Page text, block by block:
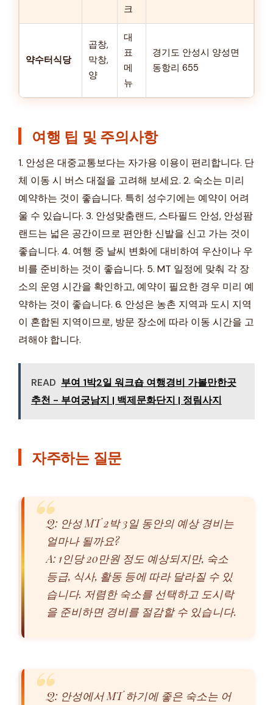
크
약수터식당
곱창,
막창,
양
대
표
메
뉴
경기도 안성시 양성면
동항리 655
여행 팁 및 주의사항
1. 안성은 대중교통보다는 자가용 이용이 편리합니다. 단
체 이동 시 버스 대절을 고려해 보세요. 2. 숙소는 미리
예약하는 것이 좋습니다. 특히 성수기에는 예약이 어려
울 수 있습니다. 3. 안성맞춤랜드, 스타필드 안성, 안성팜
랜드는 넓은 공간이므로 편안한 신발을 신고 가는 것이
좋습니다. 4. 여행 중 날씨 변화에 대비하여 우산이나 우
비를 준비하는 것이 좋습니다. 5. MT 일정에 맞춰 각 장
소의 운영 시간을 확인하고, 예약이 필요한 경우 미리 예
약하는 것이 좋습니다. 6. 안성은 농촌 지역과 도시 지역
이 혼합된 지역이므로, 방문 장소에 따라 이동 시간을 고
려해야 합니다.
READ 부여 1박2일 워크숍 여행경비 가볼만한곳
추천 - 부여궁남지 | 백제문화단지 | 정림사지
자주하는 질문
Q: 안성 MT 2박 3일 동안의 예상 경비는
얼마나 될까요?
A: 1인당 20만원 정도 예상되지만, 숙소
등급, 식사, 활동 등에 따라 달라질 수 있
습니다. 저렴한 숙소를 선택하고 도시락
을 준비하면 경비를 절감할 수 있습니다.
Q: 안성에서 MT 하기에 좋은 숙소는 어